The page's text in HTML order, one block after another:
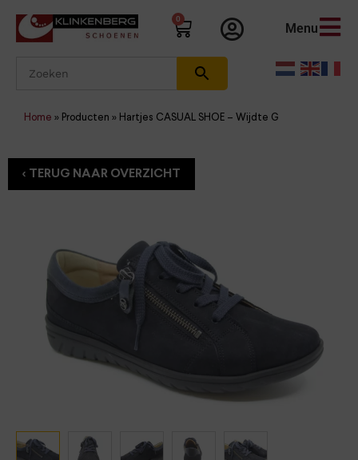
0
Menu
Home » Producten » Hartjes CASUAL SHOE – Wijdte G